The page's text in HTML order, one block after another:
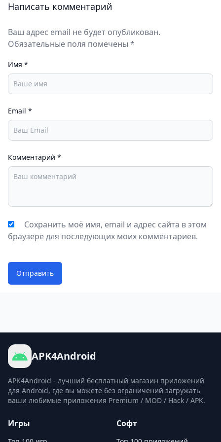
Написать комментарий
Ваш адрес email не будет опубликован.
Обязательные поля помечены *
Имя *
Email *
Комментарий *
Сохранить моё имя, email и адрес сайта в этом
браузере для последующих моих комментариев.
Отправить
APK4Android
APK4Android - лучший бесплатный магазин приложений
для Android, где вы можете без ограничений загружать
ваши любимые приложения Premium / MOD / Hack / APK.
Игры Софт